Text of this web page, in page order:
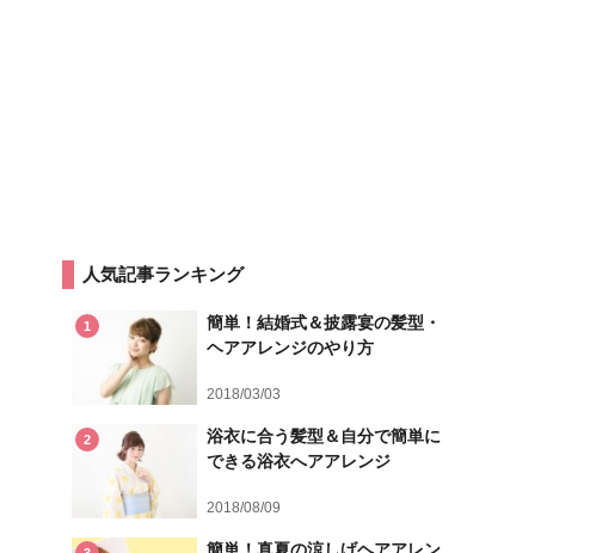
人気記事ランキング
1
簡単！結婚式＆披露宴の髪型・
ヘアアレンジのやり方
2018/03/03
2
浴衣に合う髪型＆自分で簡単に
できる浴衣へアアレンジ
2018/08/09